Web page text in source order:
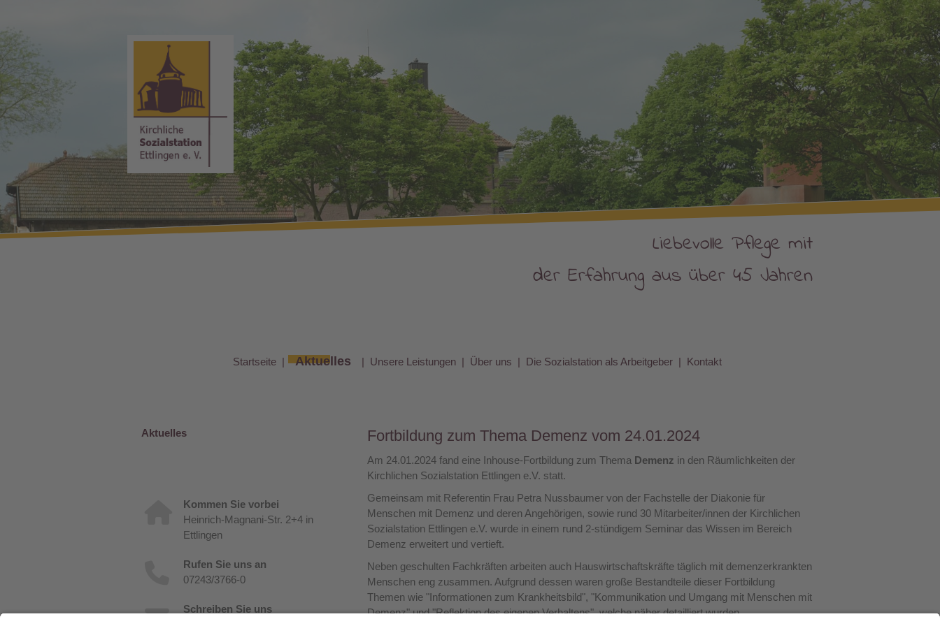
Liebevolle Pflege mit
der Erfahrung aus über 45 Jahren
Startseite Aktuelles Unsere Leistungen Über uns Die Sozialstation als Arbeitgeber Kontakt
Aktuelles
Kommen Sie vorbei
Heinrich-Magnani-Str. 2+4 in
Ettlingen
Rufen Sie uns an
07243/3766-0
Schreiben Sie uns
Fortbildung zum Thema Demenz vom 24.01.2024
Am 24.01.2024 fand eine Inhouse-Fortbildung zum Thema Demenz in den Räumlichkeiten der
Kirchlichen Sozialstation Ettlingen e.V. statt.
Gemeinsam mit Referentin Frau Petra Nussbaumer von der Fachstelle der Diakonie für
Menschen mit Demenz und deren Angehörigen, sowie rund 30 Mitarbeiter/innen der Kirchlichen
Sozialstation Ettlingen e.V. wurde in einem rund 2-stündigem Seminar das Wissen im Bereich
Demenz erweitert und vertieft.
Neben geschulten Fachkräften arbeiten auch Hauswirtschaftskräfte täglich mit demenzerkrankten
Menschen eng zusammen. Aufgrund dessen waren große Bestandteile dieser Fortbildung
Themen wie "Informationen zum Krankheitsbild", "Kommunikation und Umgang mit Menschen mit
Demenz" und "Reflektion des eigenen Verhaltens", welche näher detailliert wurden.